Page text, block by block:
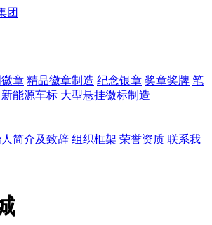
章 精品徽章制造 纪念银章 奖章奖牌 笔
新能源车标 大型悬挂徽标制造
简介及致辞 组织框架 荣誉资质 联系我